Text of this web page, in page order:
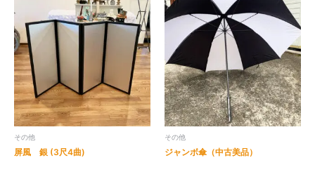
その他
屏風 銀 (3尺4曲)
その他
ジャンボ傘（中古美品）